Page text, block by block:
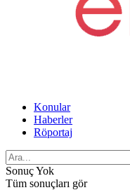
Konular
Haberler
Röportaj
Sonuç Yok
Tüm sonuçları gör